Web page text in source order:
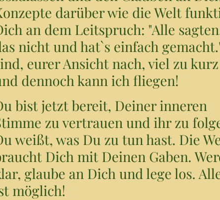
darüber wie die Welt
an dem Leitspruch: "Alle
nicht und hat`s einfach
eurer Ansicht nach, viel zu
dennoch kann ich fliegen!
bist jetzt bereit, Deiner inneren
zu vertrauen und ihr zu
weißt, was Du zu tun hast. Die
Dich mit Deinen Gaben.
glaube an Dich und lege los.
möglich!